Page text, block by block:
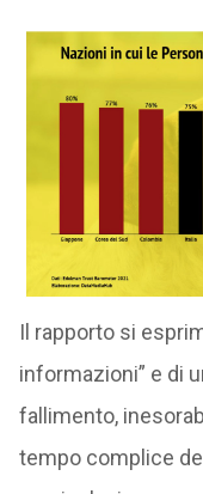
Il rapporto si
informazioni” e di
fallimento,
tempo complice